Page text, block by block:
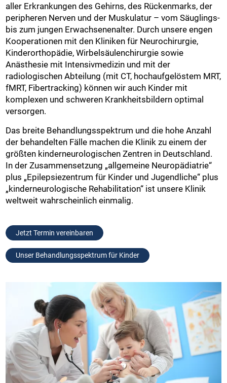
aller Erkrankungen des Gehirns, des Rückenmarks, der
peripheren Nerven und der Muskulatur – vom Säuglings-
bis zum jungen Erwachsenenalter. Durch unsere engen
Kooperationen mit den Kliniken für Neurochirurgie,
Kinderorthopädie, Wirbelsäulenchirurgie sowie
Anästhesie mit Intensivmedizin und mit der
radiologischen Abteilung (mit CT, hochaufgelöstem MRT,
fMRT, Fibertracking) können wir auch Kinder mit
komplexen und schweren Krankheitsbildern optimal
versorgen.
Das breite Behandlungsspektrum und die hohe Anzahl
der behandelten Fälle machen die Klinik zu einem der
größten kinderneurologischen Zentren in Deutschland.
In der Zusammensetzung „allgemeine Neuropädiatrie“
plus „Epilepsiezentrum für Kinder und Jugendliche“ plus
„kinderneurologische Rehabilitation“ ist unsere Klinik
weltweit wahrscheinlich einmalig.
Jetzt Termin vereinbaren
Unser Behandlungsspektrum für Kinder